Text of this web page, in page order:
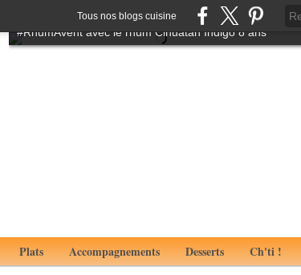
Tous nos blogs cuisine
Tartare de boeuf à l'italienne aux notes de truffes
#RhumAvent avec le rhum Cihuatan Indigo 8 ans
Plats Accompagnements Desserts Ch'ti !